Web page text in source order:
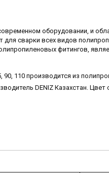
оборудовании, и
для сварки всех видов
фитингов,
90, 110 производится из
DENIZ Казахстан. Цвет